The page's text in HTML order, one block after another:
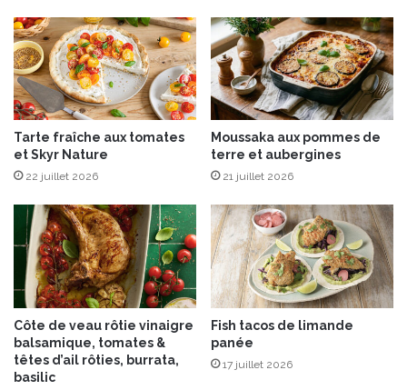
n
n
e
d
e
s
b
o
x
Tarte fraîche aux tomates
et Skyr Nature
22 juillet 2026
Moussaka aux pommes de
terre et aubergines
21 juillet 2026
Côte de veau rôtie vinaigre
balsamique, tomates &
têtes d’ail rôties, burrata,
basilic
Fish tacos de limande
panée
17 juillet 2026